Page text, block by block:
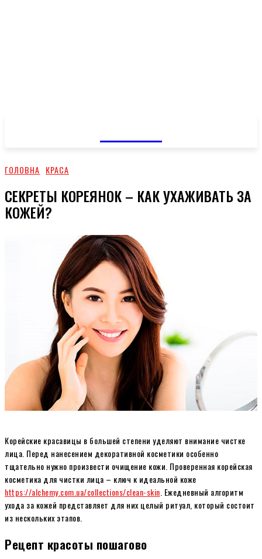
ГОЛОВНА КРАСА
СЕКРЕТЫ КОРЕЯНОК – КАК УХАЖИВАТЬ ЗА
КОЖЕЙ?
Корейские красавицы в большей степени уделяют внимание чистке
лица. Перед нанесением декоративной косметики особенно
тщательно нужно произвести очищение кожи. Проверенная корейская
косметика для чистки лица – ключ к идеальной коже
https://alchemy.com.ua/collections/clean-skin . Ежедневный алгоритм
ухода за кожей представляет для них целый ритуал, который состоит
из нескольких этапов.
Рецепт красоты пошагово